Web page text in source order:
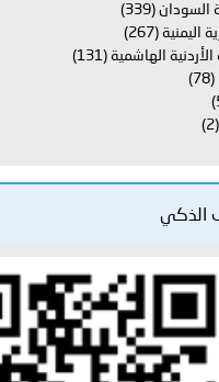
السودان (339)
اليمنية (267)
الأردنية الهاشمية (131)
(78)
(2)
الذكي